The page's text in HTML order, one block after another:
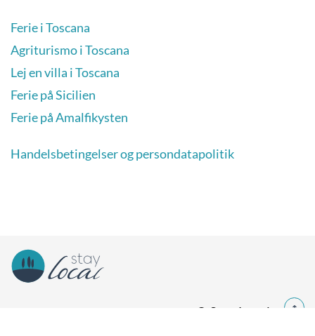
Ferie i Toscana
Agriturismo i Toscana
Lej en villa i Toscana
Ferie på Sicilien
Ferie på Amalfikysten
Handelsbetingelser og persondatapolitik
© Stay Local